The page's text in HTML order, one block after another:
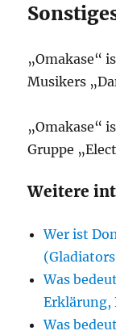
„Omakase“
Musikers
„Omakase“
Gruppe
Weitere
Wer ist
Was
Was